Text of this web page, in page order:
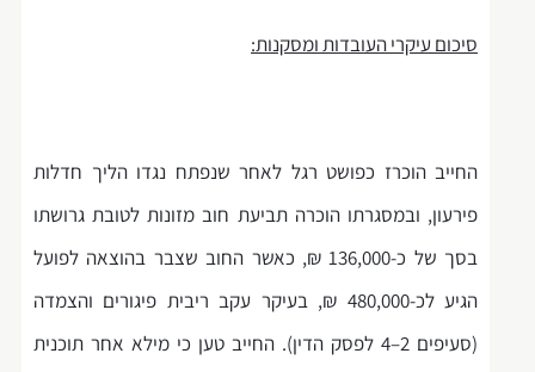
סיכום עיקרי העובדות ומסקנות:
החייב הוכרז כפושט רגל לאחר שנפתח נגדו הליך חדלות
פירעון, ובמסגרתו הוכרה תביעת חוב מזונות לטובת גרושתו
בסך של כ-136,000 ₪, כאשר החוב שצבר בהוצאה לפועל
הגיע לכ-480,000 ₪, בעיקר עקב ריבית פיגורים והצמדה
(סעיפים 2–4 לפסק הדין). החייב טען כי מילא אחר תוכנית